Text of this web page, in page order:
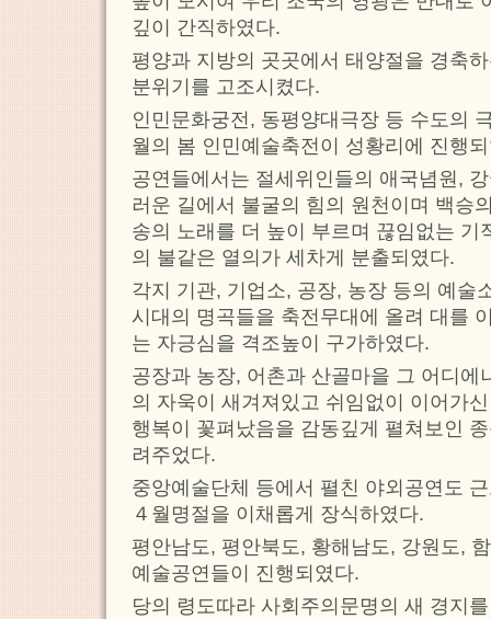
깊이 간직하였다.
평양과 지방의 곳곳에서 태양절을 경축
분위기를 고조시켰다.
인민문화궁전, 동평양대극장 등 수도의
월의 봄 인민예술축전이 성황리에 진행
공연들에서는 절세위인들의 애국념원,
러운 길에서 불굴의 힘의 원천이며 백승
송의 노래를 더 높이 부르며 끊임없는 기
의 불같은 열의가 세차게 분출되였다.
각지 기관, 기업소, 공장, 농장 등의 예술
시대의 명곡들을 축전무대에 올려 대를
는 자긍심을 격조높이 구가하였다.
공장과 농장, 어촌과 산골마을 그 어디에
의 자욱이 새겨져있고 쉬임없이 이어가
행복이 꽃펴났음을 감동깊게 펼쳐보인
려주었다.
중앙예술단체 등에서 펼친 야외공연도
４월명절을 이채롭게 장식하였다.
평안남도, 평안북도, 황해남도, 강원도,
예술공연들이 진행되였다.
당의 령도따라 사회주의문명의 새 경지